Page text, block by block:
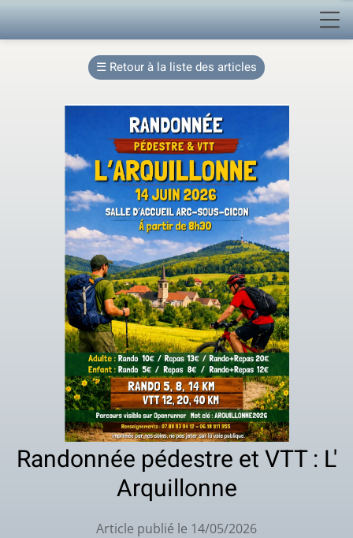
☰ Retour à la liste des articles
Randonnée pédestre et VTT : L'
Arquillonne
Article publié le 14/05/2026